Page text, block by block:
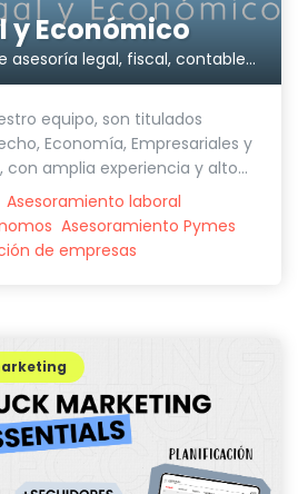
y Económico
Todos los servicios de asesoría legal, fiscal, contable y laboral en el mismo lugar
equipo, son titulados
Economía, Empresariales y
con amplia experiencia y alto...
Asesoramiento laboral
Asesoramiento Pymes
de empresas